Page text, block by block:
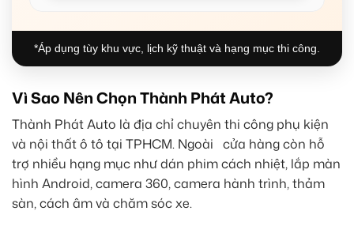
*Áp dụng tùy khu vực, lịch kỹ thuật và hạng mục thi công.
Vì Sao Nên Chọn Thành Phát Auto?
Thành Phát Auto là địa chỉ chuyên thi công phụ kiện
và nội thất ô tô tại TPHCM. Ngoài cửa hàng còn hỗ
trợ nhiều hạng mục như dán phim cách nhiệt, lắp màn
hình Android, camera 360, camera hành trình, thảm
sàn, cách âm và chăm sóc xe.